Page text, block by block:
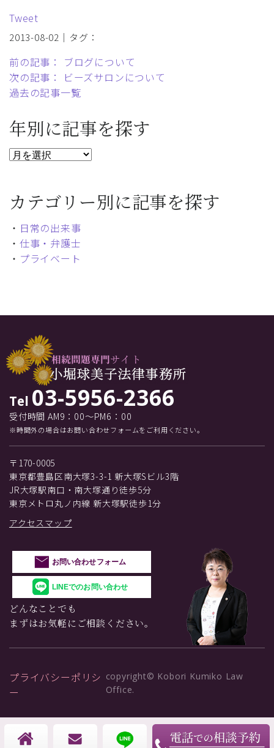
Tweet
2013-08-02｜タグ：
前の記事： ブログについて
次の記事： ビーズサロンについて
過去の記事一覧
年別に記事を探す
カテゴリー別に記事を探す
・ 日常の出来事
・ 仕事・弁護士
・ プライベート
Tel 03-5956-2366
受付時間 AM9：00～PM6：00
※時間外の場合はお問い合わせフォームをご利用ください。
〒170-0005
東京都豊島区南大塚3-3-1 新大塚Sビル3階
JR大塚駅南口・南大塚通り徒歩5分
東京メトロ丸ノ内線 新大塚駅徒歩1分
アクセスマップ
お問い合わせフォーム
LINEでのお問い合わせ
どんなことでも
まずはお気軽にご相談ください。
プライバシーポリシ
ー
copyright© Kobori Kumiko Law
Office.